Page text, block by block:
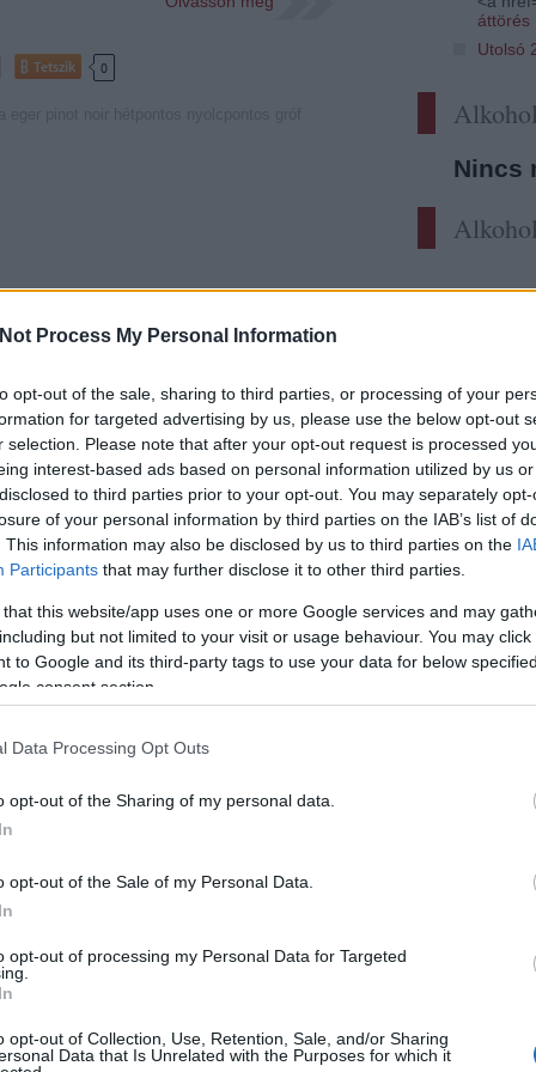
Process My Personal Information
opt-out of the sale, sharing to third parties, or processing of your
for targeted advertising by us, please use the below opt-out
selection. Please note that after your opt-out request is processed
interest-based ads based on personal information utilized by us
to third parties prior to your opt-out. You may separately
of your personal information by third parties on the IAB’s list of
This information may also be disclosed by us to third parties on the
Participants that may further disclose it to other third parties.
that this website/app uses one or more Google services and may
but not limited to your visit or usage behaviour. You may
to Google and its third-party tags to use your data for below
consent section.
Data Processing Opt Outs
opt-out of the Sharing of my personal data.
opt-out of the Sale of my Personal Data.
opt-out of processing my Personal Data for Targeted
opt-out of Collection, Use, Retention, Sale, and/or Sharing
Data that Is Unrelated with the Purposes for which it
áttörés
Utolsó
Nincs
Jancis
Pécsi
Tetszik 0
Nem, ez még nem az egészséges
a család éves valutakeretét. Másrészt
cabernet-zabálástól meggyötört garatom
Olvasson még
Tetszik 0
muzsla 2010
minden évben megkóstolom a
És konstatálom, hogy név és
is verhetetlen páros, aztán megkóstolom,
Tetszik